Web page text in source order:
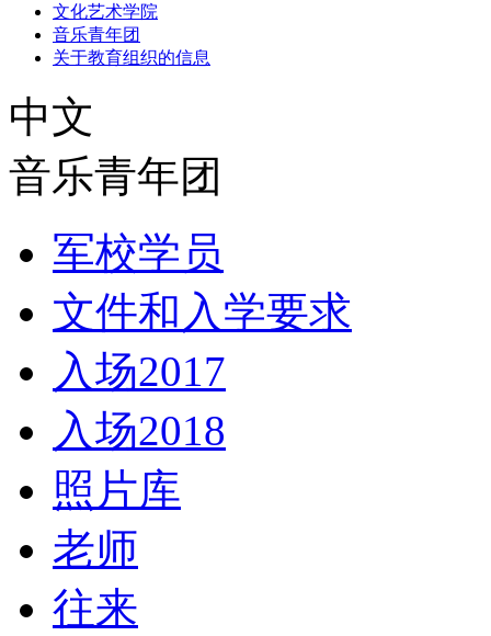
文化艺术学院
音乐青年团
关于教育组织的信息
中文
音乐青年团
军校学员
文件和入学要求
入场2017
入场2018
照片库
老师
往来